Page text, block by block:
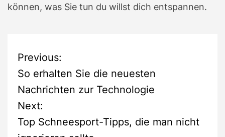
können, was Sie tun du willst dich entspannen.
P
o
s
Previous:
So erhalten Sie die neuesten
Nachrichten zur Technologie
Next:
Top Schneesport-Tipps, die man nicht